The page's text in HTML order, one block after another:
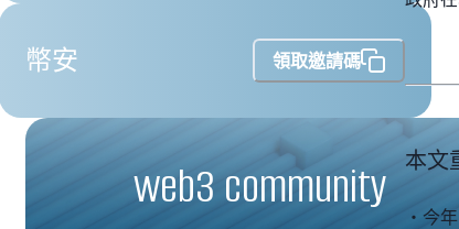
幣安 領取邀請碼
web3 community 本文
・今